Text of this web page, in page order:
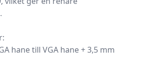
hane till VGA hane + 3,5 mm